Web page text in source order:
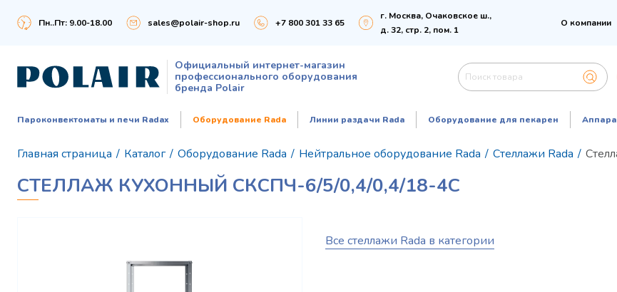
Пн..Пт: 9.00-18.00 sales@polair-shop.ru +7 800 301 33 65
г. Москва, Очаковское ш.,
д. 32, стр. 2, пом. 1
О компании
Официальный интернет-магазин
профессионального оборудования
бренда Polair
Пароконвектоматы и печи Radax Оборудование Rada Линии раздачи Rada Оборудование для пекарен
Главная страница / Каталог / Оборудование Rada / Нейтральное оборудование Rada / Стеллажи Rada /
СТЕЛЛАЖ КУХОННЫЙ СКСПЧ-6/5/0,4/0,4/18-4С
Все стеллажи Rada в категории